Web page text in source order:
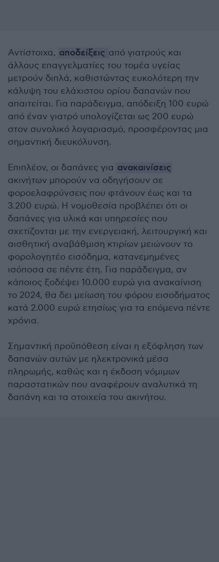
Αντίστοιχα, αποδείξεις από γιατρούς και
άλλους επαγγελματίες του τομέα υγείας
μετρούν διπλά, καθιστώντας ευκολότερη την
κάλυψη του ελάχιστου ορίου δαπανών που
απαιτείται. Για παράδειγμα, απόδειξη 100 ευρώ
από έναν γιατρό υπολογίζεται ως 200 ευρώ
στον συνολικό λογαριασμό, προσφέροντας μια
σημαντική διευκόλυνση.
Επιπλέον, οι δαπάνες για ανακαινίσεις
ακινήτων μπορούν να οδηγήσουν σε
φοροελαφρύνσεις που φτάνουν έως και τα
3.200 ευρώ. Η νομοθεσία προβλέπει ότι οι
δαπάνες για υλικά και υπηρεσίες που
σχετίζονται με την ενεργειακή, λειτουργική και
αισθητική αναβάθμιση κτιρίων μειώνουν το
φορολογητέο εισόδημα, κατανεμημένες
ισόποσα σε πέντε έτη. Για παράδειγμα, αν
κάποιος ξοδέψει 10.000 ευρώ για ανακαίνιση
το 2024, θα δει μείωση του φόρου εισοδήματος
κατά 2.000 ευρώ ετησίως για τα επόμενα πέντε
χρόνια.
Σημαντική προϋπόθεση είναι η εξόφληση των
δαπανών αυτών με ηλεκτρονικά μέσα
πληρωμής, καθώς και η έκδοση νόμιμων
παραστατικών που αναφέρουν αναλυτικά τη
δαπάνη και τα στοιχεία του ακινήτου.